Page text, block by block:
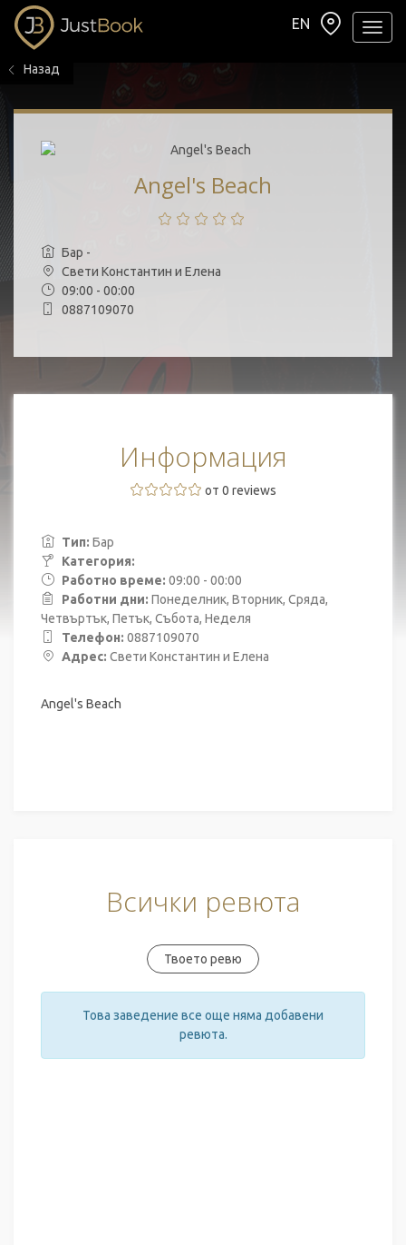
EN
Назад
Angel's Beach
Бар -
Свети Константин и Елена
09:00 - 00:00
0887109070
Информация
от 0 reviews
Тип: Бар
Категория:
Работно време: 09:00 - 00:00
Работни дни: Понеделник, Вторник, Сряда,
Четвъртък, Петък, Събота, Неделя
Телефон: 0887109070
Адрес: Свети Константин и Елена
Angel's Beach
Всички ревюта
Твоето ревю
Това заведение все още няма добавени
ревюта.